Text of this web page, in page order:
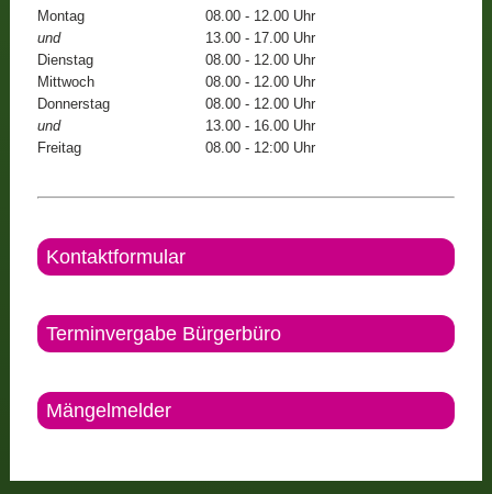
Montag
08.00 - 12.00 Uhr
und
13.00 - 17.00 Uhr
Dienstag
08.00 - 12.00 Uhr
Mittwoch
08.00 - 12.00 Uhr
Donnerstag
08.00 - 12.00 Uhr
und
13.00 - 16.00 Uhr
Freitag
08.00 - 12:00 Uhr
Kontaktformular
Terminvergabe Bürgerbüro
Mängelmelder